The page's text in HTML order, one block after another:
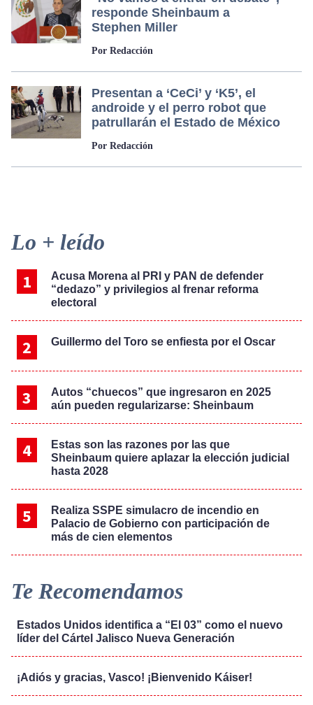
responde Sheinbaum a
Stephen Miller
Por Redacción
Presentan a ‘CeCi’ y ‘K5’, el
androide y el perro robot que
patrullarán el Estado de México
Por Redacción
Primary
Sidebar
Lo + leído
Acusa Morena al PRI y PAN de defender
“dedazo” y privilegios al frenar reforma
electoral
Guillermo del Toro se enfiesta por el Oscar
Autos “chuecos” que ingresaron en 2025
aún pueden regularizarse: Sheinbaum
Estas son las razones por las que
Sheinbaum quiere aplazar la elección judicial
hasta 2028
Realiza SSPE simulacro de incendio en
Palacio de Gobierno con participación de
más de cien elementos
Te Recomendamos
Estados Unidos identifica a “El 03” como el nuevo
líder del Cártel Jalisco Nueva Generación
¡Adiós y gracias, Vasco! ¡Bienvenido Káiser!